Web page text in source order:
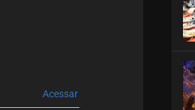
Acessar